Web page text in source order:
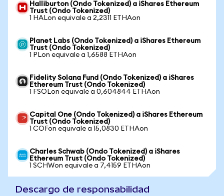
Halliburton (Ondo Tokenized) a iShares Ethereum
Trust (Ondo Tokenized)
1 HALon equivale a 2,2311 ETHAon
Planet Labs (Ondo Tokenized) a iShares Ethereum
Trust (Ondo Tokenized)
1 PLon equivale a 1,6588 ETHAon
Fidelity Solana Fund (Ondo Tokenized) a iShares
Ethereum Trust (Ondo Tokenized)
1 FSOLon equivale a 0,604844 ETHAon
Capital One (Ondo Tokenized) a iShares Ethereum
Trust (Ondo Tokenized)
1 COFon equivale a 15,0830 ETHAon
Charles Schwab (Ondo Tokenized) a iShares
Ethereum Trust (Ondo Tokenized)
1 SCHWon equivale a 7,4159 ETHAon
Descargo de responsabilidad